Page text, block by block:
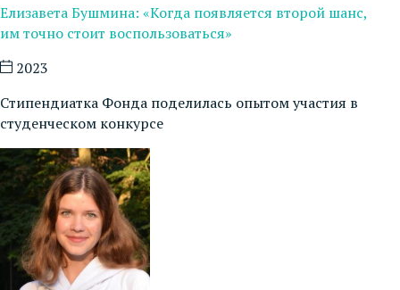
Елизавета Бушмина: «Когда появляется второй шанс,
им точно стоит воспользоваться»
2023
Стипендиатка Фонда поделилась опытом участия в
студенческом конкурсе